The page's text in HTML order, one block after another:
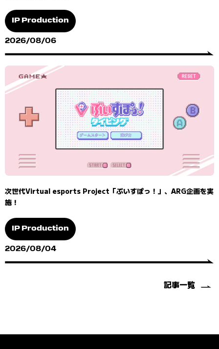
IP Production
2026/08/06
次世代Virtual esports Project「ぶいすぽっ！」、ARG企画を実
施！
IP Production
2026/08/04
記事一覧